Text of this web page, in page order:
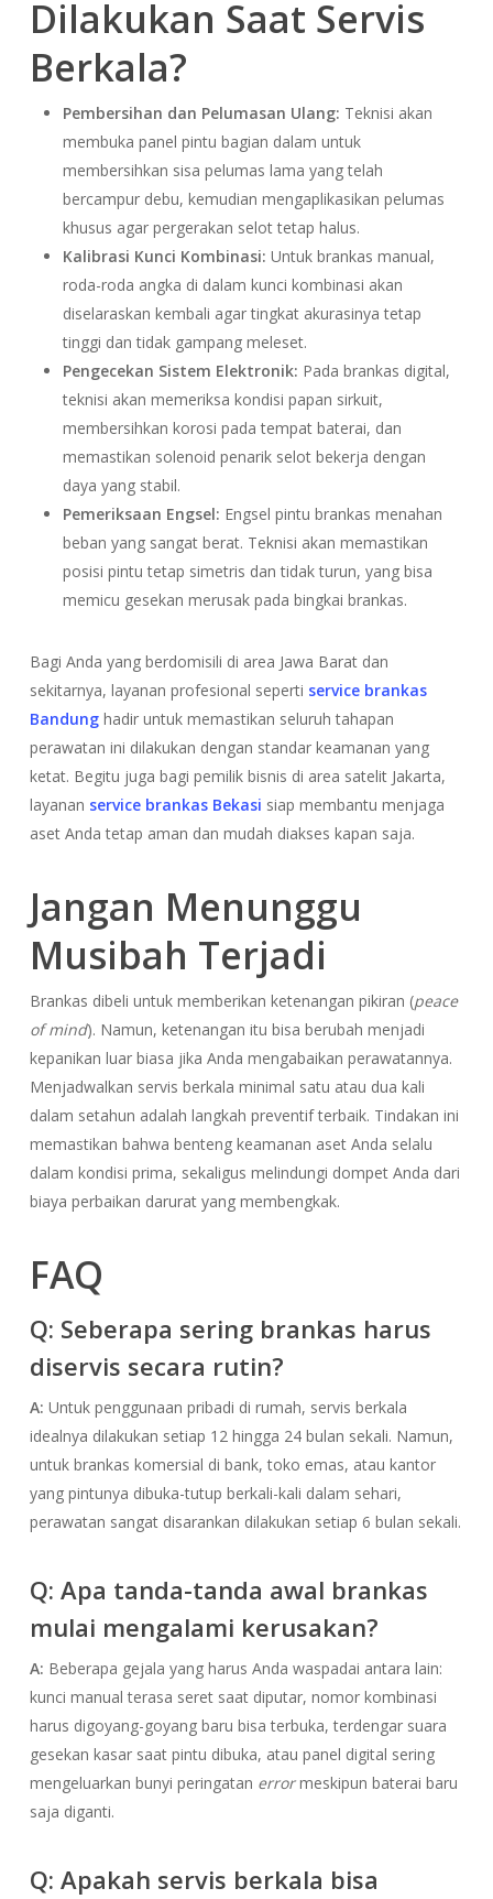
Dilakukan Saat Servis
Berkala?
Pembersihan dan Pelumasan Ulang: Teknisi akan
membuka panel pintu bagian dalam untuk
membersihkan sisa pelumas lama yang telah
bercampur debu, kemudian mengaplikasikan pelumas
khusus agar pergerakan selot tetap halus.
Kalibrasi Kunci Kombinasi: Untuk brankas manual,
roda-roda angka di dalam kunci kombinasi akan
diselaraskan kembali agar tingkat akurasinya tetap
tinggi dan tidak gampang meleset.
Pengecekan Sistem Elektronik: Pada brankas digital,
teknisi akan memeriksa kondisi papan sirkuit,
membersihkan korosi pada tempat baterai, dan
memastikan solenoid penarik selot bekerja dengan
daya yang stabil.
Pemeriksaan Engsel: Engsel pintu brankas menahan
beban yang sangat berat. Teknisi akan memastikan
posisi pintu tetap simetris dan tidak turun, yang bisa
memicu gesekan merusak pada bingkai brankas.
Bagi Anda yang berdomisili di area Jawa Barat dan
sekitarnya, layanan profesional seperti service brankas
Bandunghadir untuk memastikan seluruh tahapan
perawatan ini dilakukan dengan standar keamanan yang
ketat. Begitu juga bagi pemilik bisnis di area satelit Jakarta,
layanan service brankas Bekasi siap membantu menjaga
aset Anda tetap aman dan mudah diakses kapan saja.
Jangan Menunggu
Musibah Terjadi
Brankas dibeli untuk memberikan ketenangan pikiran (peace
of mind). Namun, ketenangan itu bisa berubah menjadi
kepanikan luar biasa jika Anda mengabaikan perawatannya.
Menjadwalkan servis berkala minimal satu atau dua kali
dalam setahun adalah langkah preventif terbaik. Tindakan ini
memastikan bahwa benteng keamanan aset Anda selalu
dalam kondisi prima, sekaligus melindungi dompet Anda dari
biaya perbaikan darurat yang membengkak.
FAQ
Q: Seberapa sering brankas harus
diservis secara rutin?
A: Untuk penggunaan pribadi di rumah, servis berkala
idealnya dilakukan setiap 12 hingga 24 bulan sekali. Namun,
untuk brankas komersial di bank, toko emas, atau kantor
yang pintunya dibuka-tutup berkali-kali dalam sehari,
perawatan sangat disarankan dilakukan setiap 6 bulan sekali.
Q: Apa tanda-tanda awal brankas
mulai mengalami kerusakan?
A: Beberapa gejala yang harus Anda waspadai antara lain:
kunci manual terasa seret saat diputar, nomor kombinasi
harus digoyang-goyang baru bisa terbuka, terdengar suara
gesekan kasar saat pintu dibuka, atau panel digital sering
mengeluarkan bunyi peringatan errormeskipun baterai baru
saja diganti.
Q: Apakah servis berkala bisa